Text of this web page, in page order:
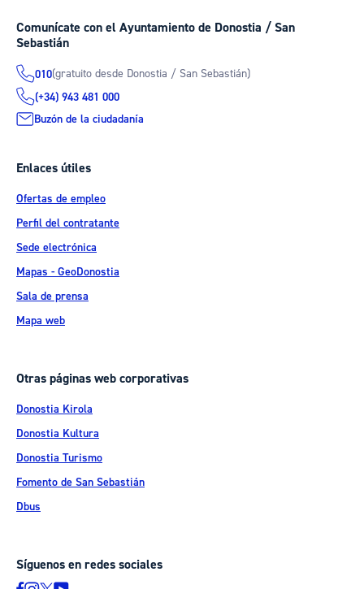
Comunícate con el Ayuntamiento de Donostia / San
Sebastián
010(gratuito desde Donostia / San Sebastián)
(+34) 943 481 000
Buzón de la ciudadanía
Enlaces útiles
Ofertas de empleo
Perfil del contratante
Sede electrónica
Mapas - GeoDonostia
Sala de prensa
Mapa web
Otras páginas web corporativas
Donostia Kirola
Donostia Kultura
Donostia Turismo
Fomento de San Sebastián
Dbus
Síguenos en redes sociales